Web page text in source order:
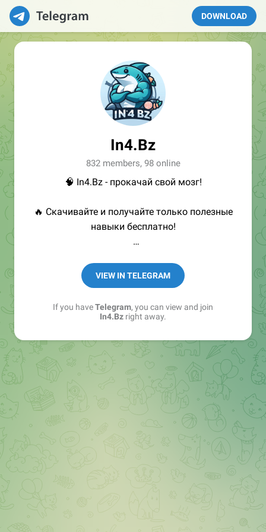
DOWNLOAD
In4.Bz
832 members, 98 online
🧠 In4.Bz - прокачай свой мозг!
🔥 Скачивайте и получайте только полезные
навыки бесплатно!
➖ in4.bz/
➖ https://t.me/in4bz
➖ twitter.com/bz_in4
➖ https://t.me/in4news
VIEW IN TELEGRAM
If you haveTelegram, you can view and join
In4.Bz right away.